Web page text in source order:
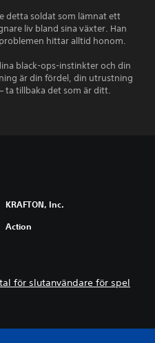
detta soldat som lämnat ett
liv bland sina växter. Han
hittar alltid honom.
black-ops-instinkter och din
är din fördel, din utrustning
ta tillbaka det som är ditt.
KRAFTON, Inc.
Action
för slutanvändare för spel